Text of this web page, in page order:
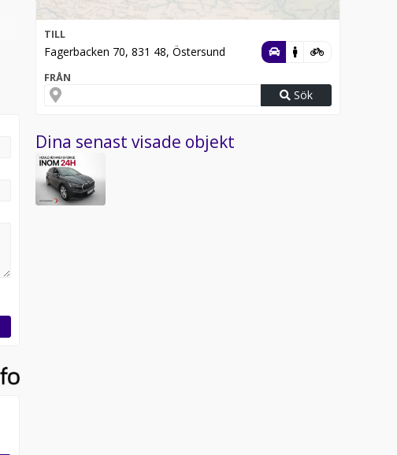
TILL
Fagerbacken 70, 831 48, Östersund
FRÅN
Sök
Dina senast visade objekt